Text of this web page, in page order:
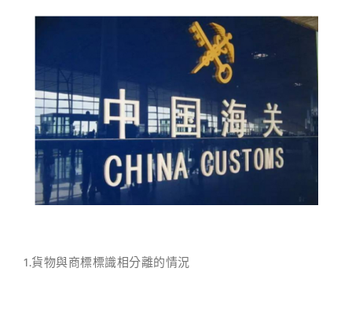
1.貨物與商標標識相分離的情況